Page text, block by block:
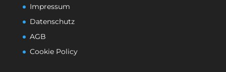
Impressum
Datenschutz
AGB
Cookie Policy